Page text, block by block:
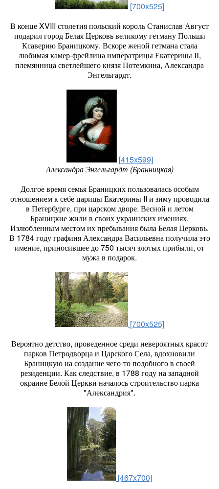
[700x525]
В конце XVIII столетия польский король Станислав Август
подарил город Белая Церковь великому гетману Польши
Ксаверию Браницкому. Вскоре женой гетмана стала
любимая камер-фрейлина императрицы Екатерины ІІ,
племянница светлейшего князя Потемкина, Александра
Энгельгардт.
[415x599]
Александра Энгельгардт (Бранницкая)
Долгое время семья Браницких пользовалась особым
отношением к себе царицы Екатерины II и зиму проводила
в Петербурге, при царском дворе. Весной и летом
Браницкие жили в своих украинских имениях.
Излюбленным местом их пребывания была Белая Церковь.
В 1784 году графиня Александра Васильевна получила это
имение, приносившее до 750 тысяч злотых прибыли, от
мужа в подарок.
[700x525]
Вероятно детство, проведенное среди невероятных красот
парков Петродворца и Царского Села, вдохновили
Браницкую на создание чего-то подобного в своей
резиденции. Как следствие, в 1788 году на западной
окраине Белой Церкви началось строительство парка
"Александрия".
[467x700]